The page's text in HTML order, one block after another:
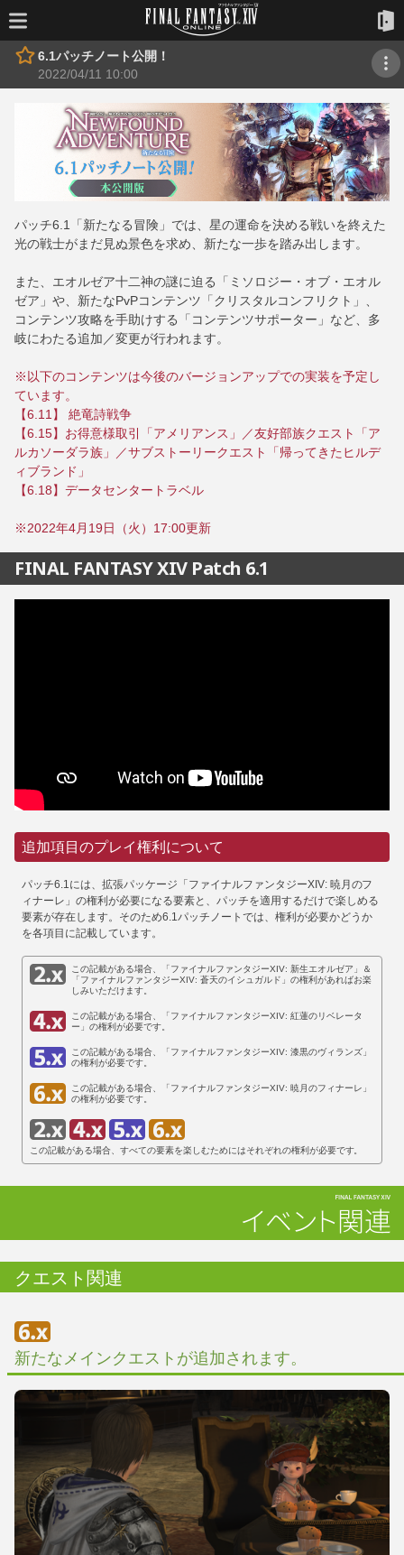
6.1パッチノート公開！
2022/04/11 10:00
パッチ6.1「新たなる冒険」では、星の運命を決める戦いを終えた
光の戦士がまだ見ぬ景色を求め、新たな一歩を踏み出します。
また、エオルゼア十二神の謎に迫る「ミソロジー・オブ・エオル
ゼア」や、新たなPvPコンテンツ「クリスタルコンフリクト」、
コンテンツ攻略を手助けする「コンテンツサポーター」など、多
岐にわたる追加／変更が行われます。
※以下のコンテンツは今後のバージョンアップでの実装を予定し
ています。
【6.11】 絶竜詩戦争
【6.15】お得意様取引「アメリアンス」／友好部族クエスト「ア
ルカソーダラ族」／サブストーリークエスト「帰ってきたヒルデ
ィブランド」
【6.18】データセンタートラベル
※2022年4月19日（火）17:00更新
FINAL FANTASY XIV Patch 6.1
追加項目のプレイ権利について
パッチ6.1には、拡張パッケージ「ファイナルファンタジーXIV: 暁月のフ
ィナーレ」の権利が必要になる要素と、パッチを適用するだけで楽しめる
要素が存在します。そのため6.1パッチノートでは、権利が必要かどうか
を各項目に記載しています。
この記載がある場合、「ファイナルファンタジーXIV: 新生エオルゼア」＆
「ファイナルファンタジーXIV: 蒼天のイシュガルド」の権利があればお楽
しみいただけます。
この記載がある場合、「ファイナルファンタジーXIV: 紅蓮のリベレータ
ー」の権利が必要です。
この記載がある場合、「ファイナルファンタジーXIV: 漆黒のヴィランズ」
の権利が必要です。
この記載がある場合、「ファイナルファンタジーXIV: 暁月のフィナーレ」
の権利が必要です。
この記載がある場合、すべての要素を楽しむためにはそれぞれの権利が必要です。
クエスト関連
新たなメインクエストが追加されます。